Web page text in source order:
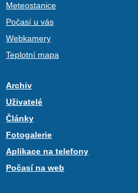
Meteostanice
Počasí u vás
Webkamery
Teplotní mapa
Archiv
Uživatelé
Články
Fotogalerie
Aplikace na telefony
Počasí na web